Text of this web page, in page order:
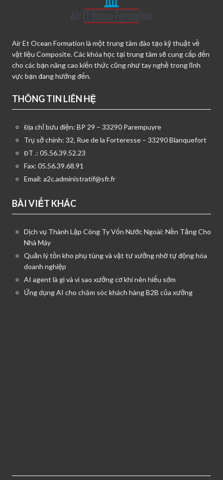
Air Et Ocean Formation là một trung tâm đào tạo kỹ thuật về
vật liệu Composite. Các khóa học tại trung tâm sẽ cung cấp đến
cho các bạn nâng cao kiến thức cũng như tay nghề trong lĩnh
vực bạn đang hướng đến.
THÔNG TIN LIÊN HỆ
Địa chỉ bưu điện: BP 29 – 33290 Parempuyre
Trụ sở chính: 32, Rue de la Forteresse – 33290 Blanquefort
ĐT .: 05.56.39.52.23
Fax: 05.56.39.68.91
Email: a2c.administratif@sfr.fr
BÀI VIẾT KHÁC
Dịch vụ Thành Lập Công Ty Vốn Nước Ngoài: Nền Tảng Cho
Nhà Máy
Quản lý tồn kho phụ tùng và vật tư xưởng nhờ tự động hóa
doanh nghiệp
AI agent là gì và vì sao xưởng cơ khí nên hiểu sớm
Ứng dụng AI cho chăm sóc khách hàng B2B của xưởng